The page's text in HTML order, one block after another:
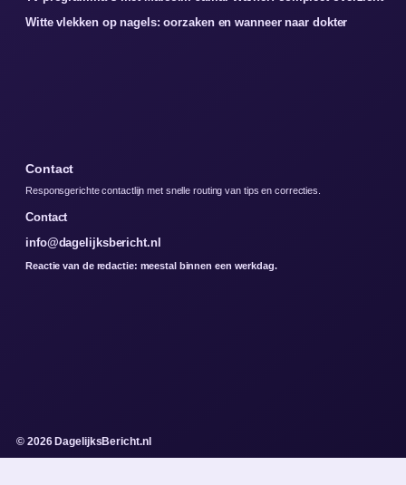
Witte vlekken op nagels: oorzaken en wanneer naar dokter
Contact
Responsgerichte contactlijn met snelle routing van tips en correcties.
Contact
info@dagelijksbericht.nl
Reactie van de redactie: meestal binnen een werkdag.
© 2026 DagelijksBericht.nl